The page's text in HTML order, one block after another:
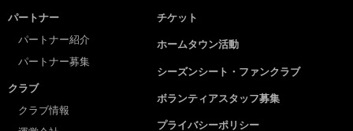
パートナー
パートナー紹介
パートナー募集
クラブ
クラブ情報
チケット
ホームタウン活動
シーズンシート・ファンクラブ
ボランティアスタッフ募集
プライバシーポリシー